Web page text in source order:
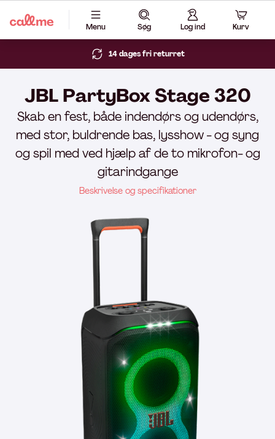
Menu Søg Log ind Kurv
14 dages fri returret
JBL PartyBox Stage 320
Skab en fest, både indendørs og udendørs,
med stor, buldrende bas, lysshow - og syng
og spil med ved hjælp af de to mikrofon- og
gitarindgange
Beskrivelse og specifikationer